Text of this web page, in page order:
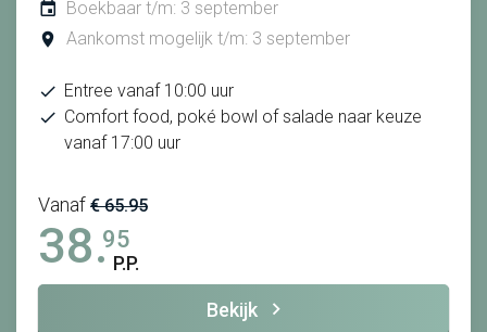
Boekbaar t/m: 3 september
Aankomst mogelijk t/m: 3 september
Entree vanaf 10:00 uur
Comfort food, poké bowl of salade naar keuze
vanaf 17:00 uur
Vanaf € 65.95
38.95
P.P.
Bekijk